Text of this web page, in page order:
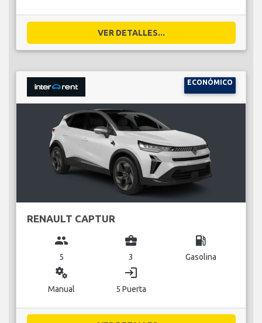
VER DETALLES...
RENAULT CAPTUR
5 3 Gasolina
miscellaneous_services
Manual
login
5 Puerta
VER DETALLES...